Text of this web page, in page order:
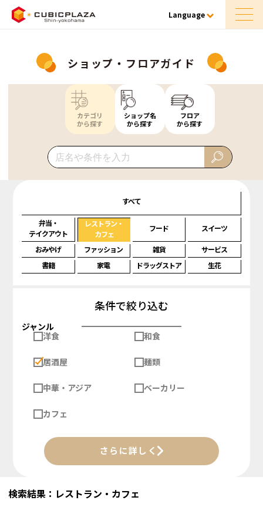
Language
ショップ・フロアガイド
カテゴリ
から探す
ショップ名
から探す
フロア
から探す
すべて
弁当・
テイクアウト
レストラン・
カフェ
フード スイーツ
おみやげ ファッション 雑貨
サービス
書籍
家電 ドラッグストア 生花
条件で絞り込む
ジャンル
洋食
和食
居酒屋 麺類
中華・アジア ベーカリー
カフェ
さらに詳しく
検索結果：レストラン・カフェ